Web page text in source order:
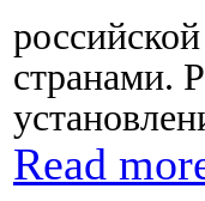
странами.
Read